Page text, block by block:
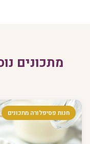
מתכונים
חנות פסיפלורה מתכונים